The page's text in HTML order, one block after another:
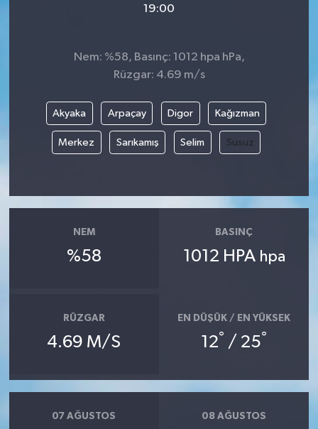
19:00
Nem: %58, Basınç: 1012 hpa hPa,
Rüzgar: 4.69 m/s
Akyaka Arpaçay Digor Kağızman
Merkez Sarıkamış Selim Susuz
NEM
%58
BASINÇ
1012 HPA hpa
RÜZGAR
4.69 M/S
EN DÜŞÜK / EN YÜKSEK
12° / 25°
07 AĞUSTOS 08 AĞUSTOS
Yaşam
Yurttan